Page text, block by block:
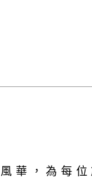
，為每位